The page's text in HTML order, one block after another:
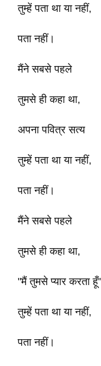
तुम्हें पता था या नहीं,
पता नहीं।
मैंने सबसे पहले
तुमसे ही कहा था,
अपना पवित्र सत्य
तुम्हें पता था या नहीं,
पता नहीं।
मैंने सबसे पहले
तुमसे ही कहा था,
"मैं तुमसे प्यार करता हूँ"
तुम्हें पता था या नहीं,
पता नहीं।